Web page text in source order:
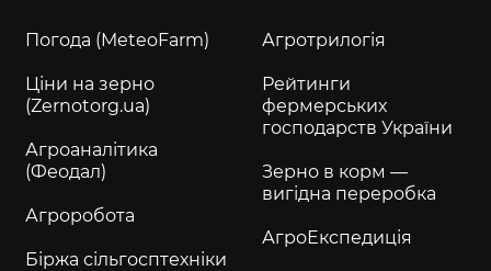
Погода (MeteoFarm)
Ціни на зерно
(Zernotorg.ua)
Агроаналітика
(Феодал)
Агроробота
Біржа сільгосптехніки
Агротрилогія
Рейтинги
фермерських
господарств України
Зерно в корм —
вигідна переробка
АгроЕкспедиція